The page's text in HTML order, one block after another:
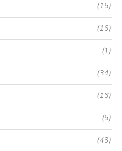
(15)
(16)
(1)
(34)
(16)
(5)
(43)